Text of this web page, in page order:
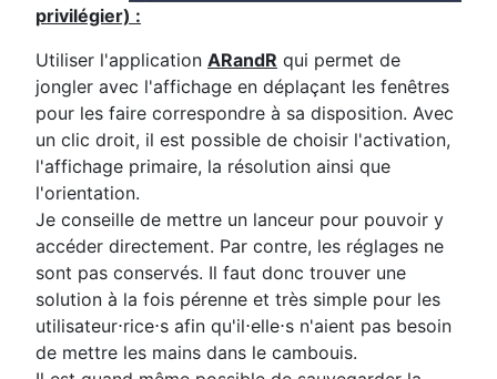
privilégier) :
Utiliser l'application ARandR qui permet de
jongler avec l'affichage en déplaçant les fenêtres
pour les faire correspondre à sa disposition. Avec
un clic droit, il est possible de choisir l'activation,
l'affichage primaire, la résolution ainsi que
l'orientation.
Je conseille de mettre un lanceur pour pouvoir y
accéder directement. Par contre, les réglages ne
sont pas conservés. Il faut donc trouver une
solution à la fois pérenne et très simple pour les
utilisateur⋅rice⋅s afin qu'il⋅elle⋅s n'aient pas besoin
de mettre les mains dans le cambouis.